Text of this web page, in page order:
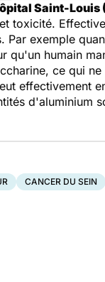
Saint-Louis
toxicité.
exemple
humain
ce qui
effectivement
d'aluminium
CANCER DU SEIN